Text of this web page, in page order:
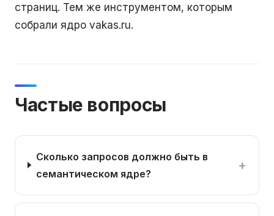
страниц. Тем же инструментом, которым
собрали ядро vakas.ru.
Частые вопросы
Сколько запросов должно быть в
семантическом ядре?
+